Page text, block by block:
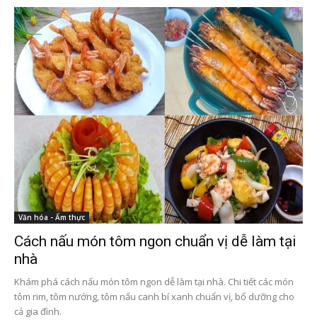
Văn hóa - Ẩm thực
Cách nấu món tôm ngon chuẩn vị dễ làm tại
nhà
Khám phá cách nấu món tôm ngon dễ làm tại nhà. Chi tiết các món
tôm rim, tôm nướng, tôm nấu canh bí xanh chuẩn vị, bổ dưỡng cho
cả gia đình.